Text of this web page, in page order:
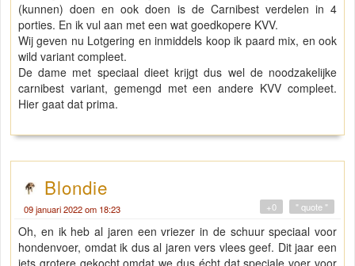
(kunnen) doen en ook doen is de Carnibest verdelen in 4
porties. En ik vul aan met een wat goedkopere KVV.
Wij geven nu Lotgering en inmiddels koop ik paard mix, en ook
wild variant compleet.
De dame met speciaal dieet krijgt dus wel de noodzakelijke
carnibest variant, gemengd met een andere KVV compleet.
Hier gaat dat prima.
Blondie
09 januari 2022 om 18:23 " quote "
+0
Oh, en ik heb al jaren een vriezer in de schuur speciaal voor
hondenvoer, omdat ik dus al jaren vers vlees geef. Dit jaar een